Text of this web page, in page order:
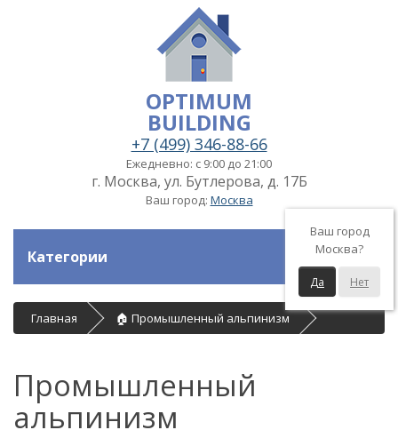
OPTIMUM
BUILDING
+7 (499) 346-88-66
Ежедневно: с 9:00 до 21:00
г. Москва, ул. Бутлерова, д. 17Б
Ваш город: Москва
Ваш город
Москва?
Да Нет
Категории
Главная 🏠 Промышленный альпинизм
Промышленный
альпинизм